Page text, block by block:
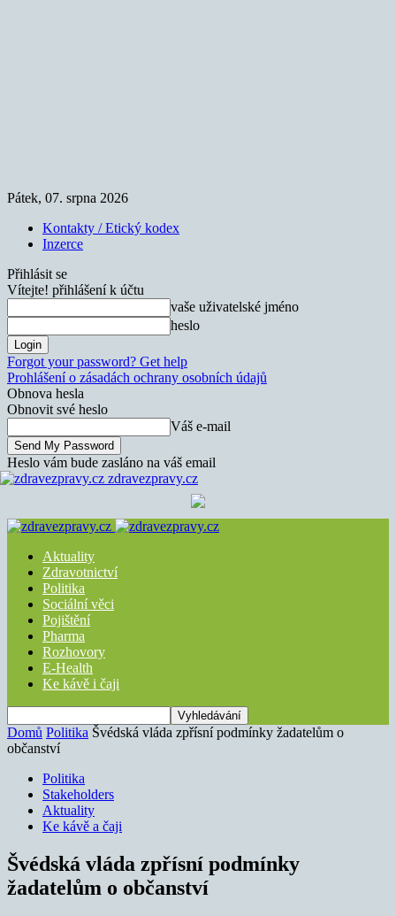
Pátek, 07. srpna 2026
Kontakty / Etický kodex
Inzerce
Přihlásit se
Vítejte! přihlášení k účtu
vaše uživatelské jméno
heslo
Forgot your password? Get help
Prohlášení o zásadách ochrany osobních údajů
Obnova hesla
Obnovit své heslo
Váš e-mail
Heslo vám bude zasláno na váš email
zdravezpravy.cz
Aktuality
Zdravotnictví
Politika
Sociální věci
Pojištění
Pharma
Rozhovory
E-Health
Ke kávě i čaji
Domů Politika Švédská vláda zpřísní podmínky žadatelům o
občanství
Politika
Stakeholders
Aktuality
Ke kávě a čaji
Švédská vláda zpřísní podmínky
žadatelům o občanství